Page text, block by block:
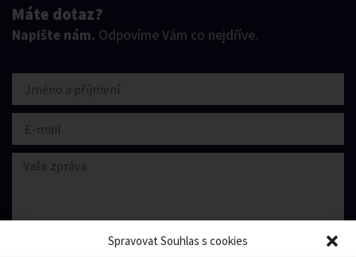
Spravovat Souhlas s cookies
Máte dotaz?
Napište nám. Odpovíme Vám co nejdříve.